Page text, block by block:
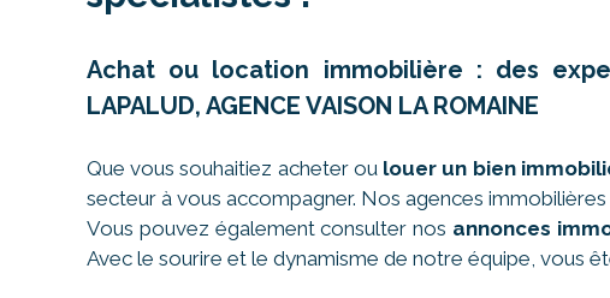
Achat ou location immobilière : des
LAPALUD, AGENCE VAISON LA ROMAINE
Que vous souhaitiez acheter ou louer un bien
secteur à vous accompagner. Nos agences
Vous pouvez également consulter nos annonces
Avec le sourire et le dynamisme de notre équipe, vous